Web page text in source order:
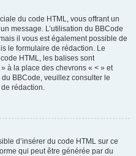
du code HTML, vous offrant un
message. L’utilisation du BBCode
il vous est également possible de
le formulaire de rédaction. Le
HTML, les balises sont
à la place des chevrons « < » et
BBCode, veuillez consulter le
rédaction.
d’insérer du code HTML sur ce
qui peut être générée par du